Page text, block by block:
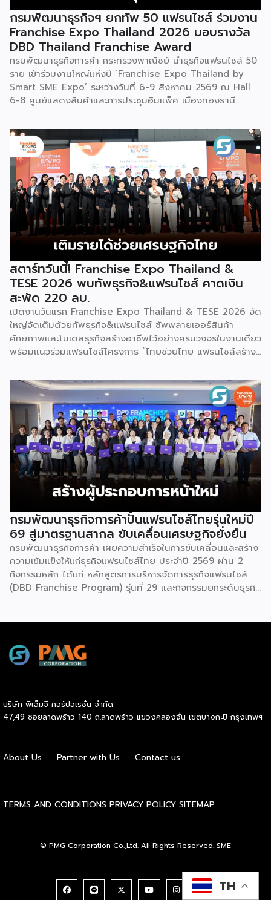
กรมพัฒนาธุรกิจฯ ยกทัพ 50 แฟรนไชส์ ร่วมงาน
Franchise Expo Thailand 2026 มอบรางวัล
DBD Thailand Franchise Award
กรมพัฒนาธุรกิจการค้า กระทรวงพาณิชย์ นำธุรกิจแฟรนไชส์ 50
ราย เข้าร่วมงานใหญ่แห่งปี ‘Franchise Expo Thailand by
Smart SME Expo’ ระหว่างวันที่ 6-9 สิงหาคม 2569 ณ Hall
6-8 ศูนย์แสดงสินค้าและการประชุมอิมแพ็ค เมืองทองธานี
2026 ให้แก่ผู้ประกอบธุรกิจแฟรนไชส์ที่อยู่ในการส่งเสริมสนับสนุน
ของกรมฯ นายพูนพงษ์ นัยนาภากรณ์ อธิบดีกรมพัฒนาธุรกิจ
การค้า กระทรวงพาณิชย์ เปิดเผยภายหลังเป็นประธานเปิดงาน
“งานแฟรนไชส์ เอ็กซ์โป ไทยแลนด์ บาย สมาร์ท เอสเอ็มอี เอ็กซ์
โป (Franchise Expo Thailand by Smart SME Expo)” ซึ่ง
เป็นงานแสดงธุรกิจแฟรนไชส์ชั้นนำที่จัดขึ้นโดย บริษัท พีเอ็มจี
คอร์ปอเรชัน จำกัด เพื่อยกระดับศักยภาพของผู้ประกอบการและ
เจ้าของธุรกิจที่ต้องการขยายกิจการผ่านระบบแฟรนไชส์ […]
สตาร์ทวันนี้! Franchise Expo Thailand &
TESE 2026 พบทัพธุรกิจ&แฟรนไชส์ คาดเงิน
สะพัด 220 ลบ.
เปิดงานวันแรก Franchise Expo Thailand & TESE 2026 จัด
ใหญ่จัดเต็มด้วยทัพธุรกิจ&แฟรนไชส์ ซัพพลายเออร์สินค้า
ศักยภาพและโมเดลธุรกิจสร้างอาชีพไว้อย่างครบวงจรในงานเดียว
พร้อมแนวร่วมแฟรนไชส์โครงการ “ไทยช่วยไทย แฟรนไชส์สร้าง
รวมกว่า 250 บูธ บนพื้นที่ 15,000 ตารางเมตร หวังเป็นทาง
เลือกสร้างรายได้เพิ่มและพยุงเศรษฐกิจไทยให้ฟื้นตัว เสิร์ฟครบ
จบในงานด้วยสินเชื่อ และทำเลทองทั่วประเทศ พร้อมเสวนาให้
ความรู้โดยผู้ทรงคุณวุฒิคับคั่ง และกิจกรรมเจรจาจับคู่ธุรกิจทั้งใน
และต่างประเทศ งานจัดต่อเนื่องระหว่างวันที่ 6-9 สิงหาคมนี้ ที่
ฮอลล์ 6-8 อิมแพ็คเมืองทองธานี คาดเม็ดเงินสะพัดในงานราว
220 ล้านบาท นายพูนพงษ์ นัยนาภากรณ์ อธิบดีกรมพัฒนา
ธุรกิจการค้า กระทรวงพาณิชย์ กล่าวว่า งาน ” Franchise Expo
Thailand & Thailand E-Commerce Selection Expo
(TESE 2026) เป็นเวทีแสดงธุรกิจแฟรนไชส์และโซลูชั่นส์แบบครบ
วงจร […]
กรมพัฒนาธุรกิจการค้าปั้นแฟรนไชส์ไทยรุ่นใหม่ปี
69 สู่มาตรฐานสากล ขับเคลื่อนเศรษฐกิจยั่งยืน
กรมพัฒนาธุรกิจการค้า เผยความสำเร็จในการขับเคลื่อนและสร้าง
ความเข้มแข็งให้แก่ธุรกิจแฟรนไชส์ไทย ประจำปี 2569 ผ่าน 2
กิจกรรมหลัก ได้แก่ หลักสูตรการบริหารจัดการธุรกิจแฟรนไชส์
(DBD Franchise Program) รุ่นที่ 29 และกิจกรรมยกระดับธุรกิจ
กรมพัฒนาธุรกิจการค้า กระทรวงพาณิชย์ เปิดเผยภายหลังเป็น
ประธานมอบประกาศนียบัตรแก่ผู้ประกอบการแฟรนไชส์ใน 2
กิจกรรมแรกเป็นการอบรมหลักสูตรการบริหารจัดการธุรกิจแฟรน
ไชส์ (DBD Franchise Program: DBD-FP) รุ่นที่ 29 ซึ่งเป็น
คุณวุฒิจากภาครัฐ ภาคเอกชน และสถาบันการศึกษา ที่มาร่วมบ่ม
เพาะความรู้เชิงปฏิบัติการให้แก่ผู้ประกอบธุรกิจแฟรนไชส์อย่างเข้ม
บริษัท พีเอ็มจี คอร์ปอเรชั่น จำกัด
47,49 ซอยลาดพร้าว 140 ถ.ลาดพร้าว แขวงคลองจั่น เขตบางกะปิ กรุงเทพฯ
About Us Partner with Us Contact us
TERMS AND CONDITIONS PRIVACY POLICY SITEMAP
© PMG Corporation Co.,Ltd. All Rights Reserved. SME
TH